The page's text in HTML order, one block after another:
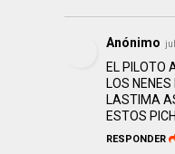
Anónimo
EL PILOTO
LOS
LASTIMA
ESTOS
RESPONDER